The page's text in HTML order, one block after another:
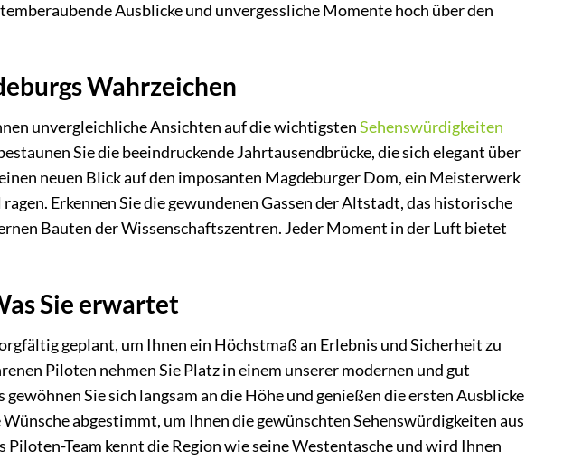
Ausblicke und unvergessliche Momente hoch über den
Wahrzeichen
unvergleichliche Ansichten auf die wichtigstenSehenswürdigkeiten
Sie die beeindruckende Jahrtausendbrücke, die sich elegant über
neuen Blick auf den imposanten Magdeburger Dom, ein Meisterwerk
Erkennen Sie die gewundenen Gassen der Altstadt, das historische
Bauten der Wissenschaftszentren. Jeder Moment in der Luft bietet
Sie erwartet
geplant, um Ihnen ein Höchstmaß an Erlebnis und Sicherheit zu
Piloten nehmen Sie Platz in einem unserer modernen und gut
Sie sich langsam an die Höhe und genießen die ersten Ausblicke
abgestimmt, um Ihnen die gewünschten Sehenswürdigkeiten aus
Team kennt die Region wie seine Westentasche und wird Ihnen